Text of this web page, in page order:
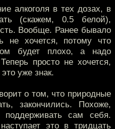
алкоголя в тех дозах, в
(скажем, 0.5 белой),
Вообще. Ранее бывало
не хочется, потому что
будет плохо, а надо
просто не хочется,
уже знак.
о том, что природные
закончились. Похоже,
сам себя.
это в тридцать